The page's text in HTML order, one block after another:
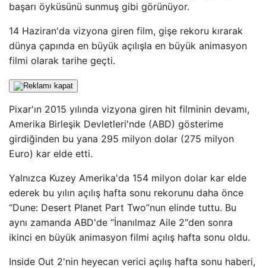
başarı öyküsünü sunmuş gibi görünüyor.
14 Haziran'da vizyona giren film, gişe rekoru kırarak
dünya çapında en büyük açılışla en büyük animasyon
filmi olarak tarihe geçti.
Pixar'ın 2015 yılında vizyona giren hit filminin devamı,
Amerika Birleşik Devletleri'nde (ABD) gösterime
girdiğinden bu yana 295 milyon dolar (275 milyon
Euro) kar elde etti.
Yalnızca Kuzey Amerika'da 154 milyon dolar kar elde
ederek bu yılın açılış hafta sonu rekorunu daha önce
“Dune: Desert Planet Part Two”nun elinde tuttu. Bu
aynı zamanda ABD'de “İnanılmaz Aile 2″den sonra
ikinci en büyük animasyon filmi açılış hafta sonu oldu.
Inside Out 2'nin heyecan verici açılış hafta sonu haberi,